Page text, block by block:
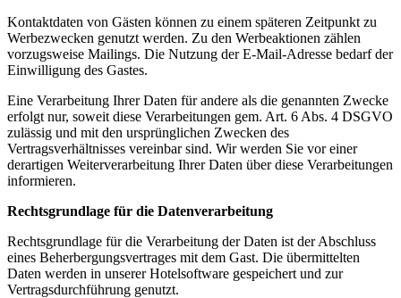
Kontaktdaten von Gästen können zu einem späteren Zeitpunkt zu
Werbezwecken genutzt werden. Zu den Werbeaktionen zählen
vorzugsweise Mailings. Die Nutzung der E-Mail-Adresse bedarf der
Einwilligung des Gastes.
Eine Verarbeitung Ihrer Daten für andere als die genannten Zwecke
erfolgt nur, soweit diese Verarbeitungen gem. Art. 6 Abs. 4 DSGVO
zulässig und mit den ursprünglichen Zwecken des
Vertragsverhältnisses vereinbar sind. Wir werden Sie vor einer
derartigen Weiterverarbeitung Ihrer Daten über diese Verarbeitungen
informieren.
Rechtsgrundlage für die Datenverarbeitung
Rechtsgrundlage für die Verarbeitung der Daten ist der Abschluss
eines Beherbergungsvertrages mit dem Gast. Die übermittelten
Daten werden in unserer Hotelsoftware gespeichert und zur
Vertragsdurchführung genutzt.